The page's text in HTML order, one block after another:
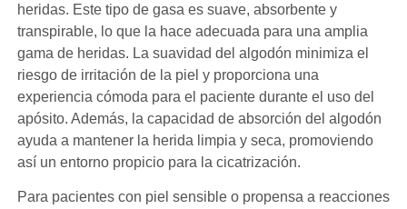
heridas. Este tipo de gasa es suave, absorbente y
transpirable, lo que la hace adecuada para una amplia
gama de heridas. La suavidad del algodón minimiza el
riesgo de irritación de la piel y proporciona una
experiencia cómoda para el paciente durante el uso del
apósito. Además, la capacidad de absorción del algodón
ayuda a mantener la herida limpia y seca, promoviendo
así un entorno propicio para la cicatrización.
Para pacientes con piel sensible o propensa a reacciones